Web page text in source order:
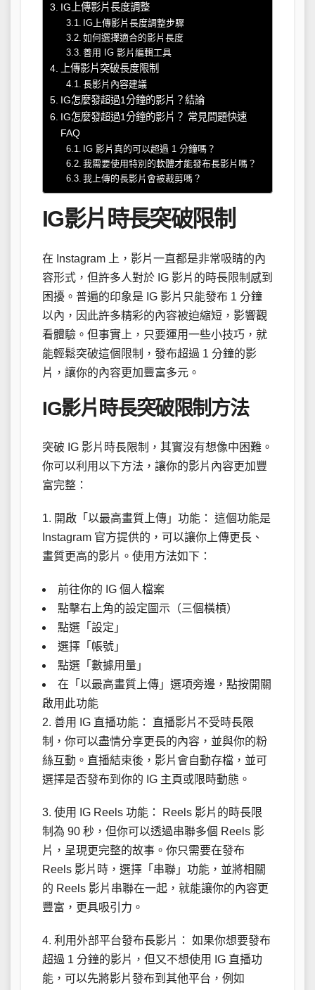
IG上傳影片長度調整
IG上傳影片長度調整步驟
如何選擇適合的影片長度
善用 IG 影片編輯工具
上傳影片突破長度限制
長影片內容建議
IG怎麼發超過1分鐘的影片？結論
IG怎麼發超過1分鐘的影片？ 常見問題快速
FAQ
IG 影片真的可以超過 1 分鐘嗎？
我需要使用特別的軟體才能發布長影片嗎？
我上傳的長影片會被裁剪嗎？
IG影片時長突破限制
在 Instagram 上，影片一直都是非常吸睛的內
容形式，但許多人對於 IG 影片的時長限制感到
困擾。普遍的印象是 IG 影片只能發布 1 分鐘
以內，因此許多精彩的內容被迫縮短，影響觀
看體驗。但事實上，只要運用一些小技巧，就
能輕鬆突破這個限制，發布超過 1 分鐘的影
片，讓你的內容更加豐富多元。
IG影片時長突破限制方法
突破 IG 影片時長限制，其實沒有想像中困難。
你可以利用以下方法，讓你的影片內容更加豐
富完整：
1. 開啟「以最高畫質上傳」功能： 這個功能是
Instagram 官方提供的，可以讓你上傳更長、
畫質更高的影片。使用方法如下：
前往你的 IG 個人檔案
點擊右上角的設定圖示（三個橫槓）
點選「設定」
選擇「帳號」
點選「數據用量」
在「以最高畫質上傳」選項旁邊，點按開關
啟用此功能
2. 善用 IG 直播功能： 直播影片不受時長限
制，你可以盡情分享更長的內容，並與你的粉
絲互動。直播結束後，影片會自動存檔，並可
選擇是否發布到你的 IG 主頁或限時動態。
3. 使用 IG Reels 功能： Reels 影片的時長限
制為 90 秒，但你可以透過串聯多個 Reels 影
片，呈現更完整的故事。你只需要在發布
Reels 影片時，選擇「串聯」功能，並將相關
的 Reels 影片串聯在一起，就能讓你的內容更
豐富，更具吸引力。
4. 利用外部平台發布長影片： 如果你想要發布
超過 1 分鐘的影片，但又不想使用 IG 直播功
能，可以先將影片發布到其他平台，例如